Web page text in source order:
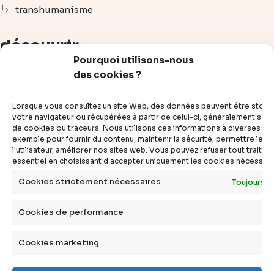
Pourquoi utilisons-nous
des cookies ?
Lorsque vous consultez un site Web, des données peuvent être
votre navigateur ou récupérées à partir de celui-ci, généralement
de cookies ou traceurs. Nous utilisons ces informations à diverses
exemple pour fournir du contenu, maintenir la sécurité, permettre le
l'utilisateur, améliorer nos sites web. Vous pouvez refuser tout
essentiel en choisissant d'accepter uniquement les cookies
Cookies strictement nécessaires Toujours
Cookies de performance
Cookies marketing
transhumanisme
découvrir
dossiers
experts
compléments
questions
définitions
livres
à propos